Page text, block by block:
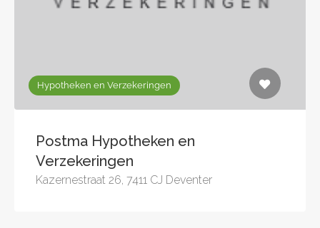
Hypotheken en Verzekeringen
Postma Hypotheken en
Verzekeringen
Kazernestraat 26, 7411 CJ Deventer